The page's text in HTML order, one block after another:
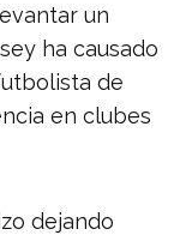
un
ha causado
de
en clubes
dejando